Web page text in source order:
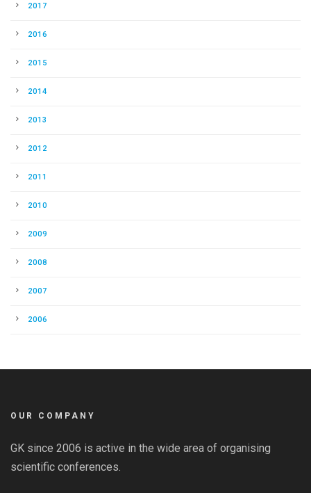
2017
2016
2015
2014
2013
2012
2011
2010
2009
2008
2007
2006
OUR COMPANY
GK since 2006 is active in the wide area of organising
scientific conferences.